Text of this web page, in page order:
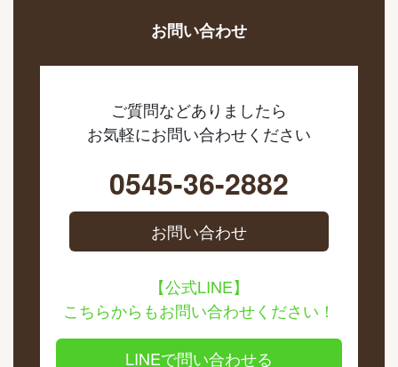
お問い合わせ
ご質問などありましたら
お気軽にお問い合わせください
0545-36-2882
お問い合わせ
【公式LINE】
こちらからもお問い合わせください！
LINEで問い合わせる